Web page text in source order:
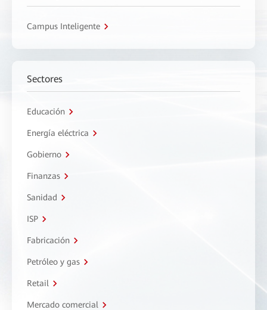
Campus Inteligente
Sectores
Educación
Energía eléctrica
Gobierno
Finanzas
Sanidad
ISP
Fabricación
Petróleo y gas
Retail
Mercado comercial